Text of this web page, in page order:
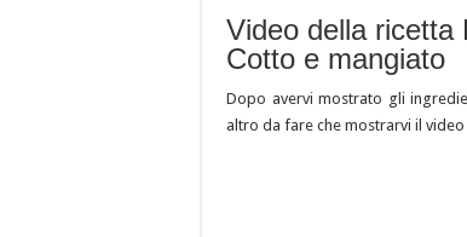
Video della ricetta
Cotto e mangiato
Dopo avervi mostrato gli
altro da fare che mostrarvi il